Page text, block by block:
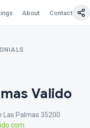
About Contact Us
Valido
Las Palmas 35200